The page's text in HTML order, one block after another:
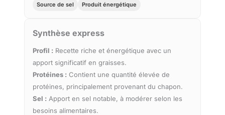
Source de sel
Produit énergétique
Synthèse express
Profil : Recette riche et énergétique avec un
apport significatif en graisses.
Protéines : Contient une quantité élevée de
protéines, principalement provenant du chapon.
Sel : Apport en sel notable, à modérer selon les
besoins alimentaires.